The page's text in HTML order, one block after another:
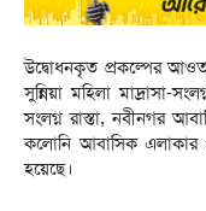
উদ্বোধনকৃত প্রকল্পের
সুন্নিয়া মহিলা মাদ্রাসা-
সংলগ্ন রাস্তা, নবীনগর
কলোনি আবাসিক এলাকার
হয়েছে।